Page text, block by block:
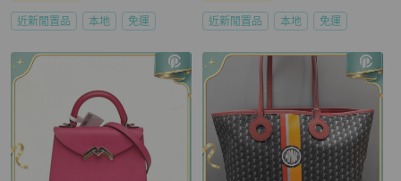
近新閒置品 本地 免運 近新閒置品 本地 免運